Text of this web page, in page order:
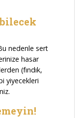
nedenle sert
hasar
(fındık,
yiyecekleri